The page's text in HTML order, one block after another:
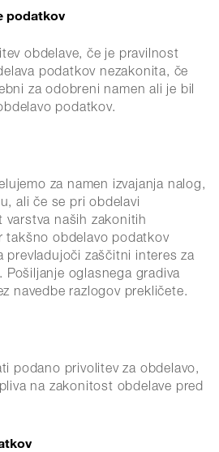
podatkov
obdelave, če je pravilnost
podatkov nezakonita, če
za odobreni namen ali je bil
podatkov.
za namen izvajanja nalog,
ali če se pri obdelavi
naših zakonitih
takšno obdelavo podatkov
prevladujoči zaščitni interes za
Pošiljanje oglasnega gradiva
navedbe razlogov prekličete.
podano privolitev za obdelavo,
na zakonitost obdelave pred